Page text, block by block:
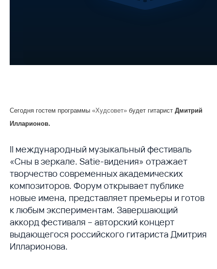
Сегодня гостем программы «Худсовет» будет гитарист Дмитрий
Илларионов.
II международный музыкальный фестиваль
«Сны в зеркале. Satie-видения» отражает
творчество современных академических
композиторов. Форум открывает публике
новые имена, представляет премьеры и готов
к любым экспериментам. Завершающий
аккорд фестиваля – авторский концерт
выдающегося российского гитариста Дмитрия
Илларионова.